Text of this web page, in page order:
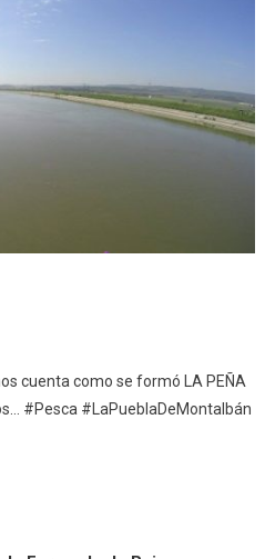
cuenta como se formó LA PEÑA
#Pesca #LaPueblaDeMontalbán